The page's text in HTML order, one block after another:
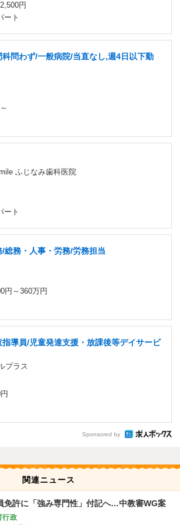
円
ート
科問わず/一般病院/当直なし,週4日以下勤
ふじなみ歯科医院
ート
総務・人事・労務/労務担当
円～360万円
指導員/児童発達支援・放課後等デイサービ
プラス
Sponsored by
関連ニュース
免許に「強み専門性」付記へ…中教審WG案
行政